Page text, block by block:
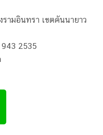
ามอินทรา เขตคันนายาว
943 2535